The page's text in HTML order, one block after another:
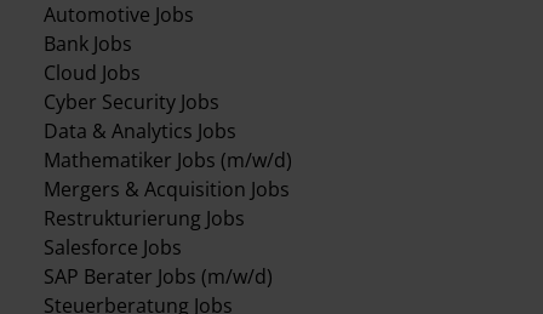
Automotive Jobs
Bank Jobs
Cloud Jobs
Cyber Security Jobs
Data & Analytics Jobs
Mathematiker Jobs (m/w/d)
Mergers & Acquisition Jobs
Restrukturierung Jobs
Salesforce Jobs
SAP Berater Jobs (m/w/d)
Steuerberatung Jobs